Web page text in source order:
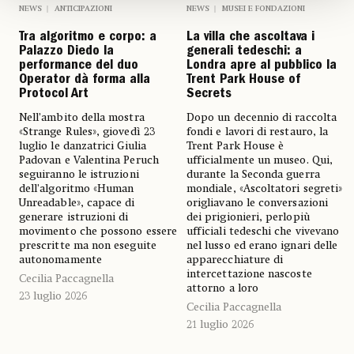
NEWS ANTICIPAZIONI
Tra algoritmo e corpo: a
Palazzo Diedo la
performance del duo
Operator dà forma alla
Protocol Art
Nell’ambito della mostra
«Strange Rules», giovedì 23
luglio le danzatrici Giulia
Padovan e Valentina Peruch
seguiranno le istruzioni
dell’algoritmo «Human
Unreadable», capace di
generare istruzioni di
movimento che possono essere
prescritte ma non eseguite
autonomamente
Cecilia Paccagnella
23 luglio 2026
NEWS MUSEI E FONDAZIONI
La villa che ascoltava i
generali tedeschi: a
Londra apre al pubblico la
Trent Park House of
Secrets
Dopo un decennio di raccolta
fondi e lavori di restauro, la
Trent Park House è
ufficialmente un museo. Qui,
durante la Seconda guerra
mondiale, «Ascoltatori segreti»
origliavano le conversazioni
dei prigionieri, perlopiù
ufficiali tedeschi che vivevano
nel lusso ed erano ignari delle
apparecchiature di
intercettazione nascoste
attorno a loro
Cecilia Paccagnella
21 luglio 2026